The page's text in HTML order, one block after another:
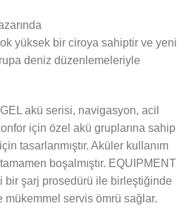
yüksek bir ciroya sahiptir ve yeni
deniz düzenlemeleriyle
akü serisi, navigasyon, acil
için özel akü gruplarına sahip
tasarlanmıştır. Aküler kullanım
boşalmıştır. EQUIPMENT
bir şarj prosedürü ile birleştiğinde
mükemmel servis ömrü sağlar.